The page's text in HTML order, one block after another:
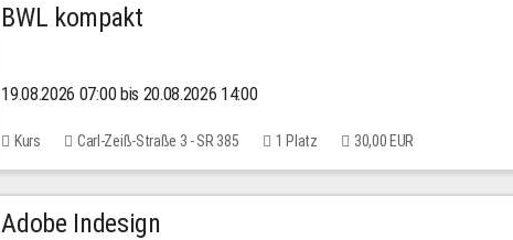
BWL kompakt
19.08.2026 07:00 bis 20.08.2026 14:00
Kurs Carl-Zeiß-Straße 3 - SR 385 1 Platz 30,00 EUR
Adobe Indesign